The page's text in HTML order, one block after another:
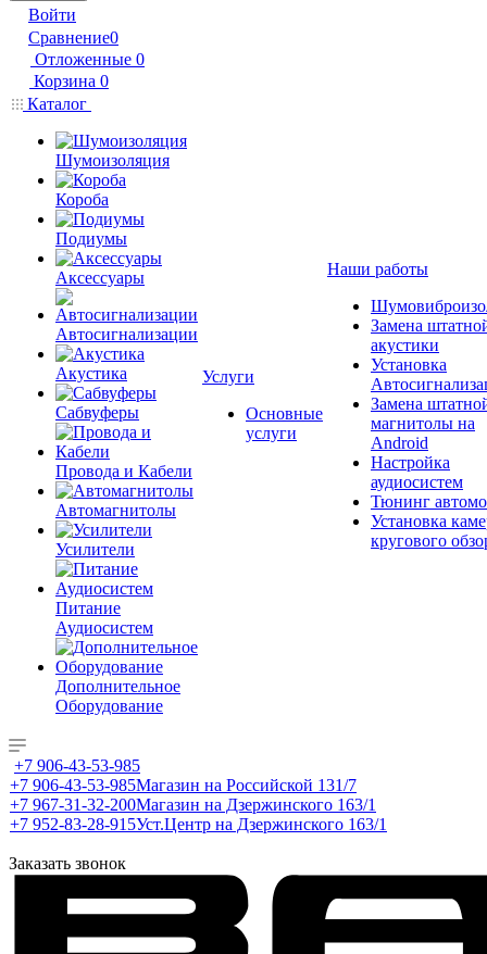
Войти
Сравнение0
Отложенные 0
Корзина 0
Каталог
Шумоизоляция
Короба
Подиумы
Аксессуары
Автосигнализации
Акустика
Сабвуферы
Провода и Кабели
Автомагнитолы
Усилители
Питание
Аудиосистем
Дополнительное
Оборудование
Услуги
Основные
услуги
Наши работы
Замена
акустики
Установка
Замена
магнитолы на
Android
Настройка
аудиосистем
Тюнинг
Установка
кругового
+7 906-43-53-985
+7 906-43-53-985Магазин на Российской 131/7
+7 967-31-32-200Магазин на Дзержинского 163/1
+7 952-83-28-915Уст.Центр на Дзержинского 163/1
Заказать звонок